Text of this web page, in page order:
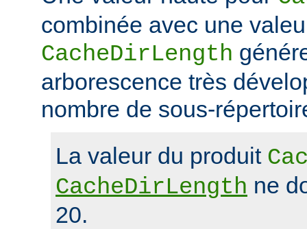
combinée avec une
CacheDirLength
arborescence très
nombre de sous-
La valeur du produit
CacheDirLength ne
20.